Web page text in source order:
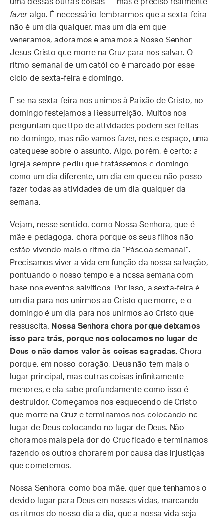
uma dessas outras coisas — mas é preciso realmente
fazeralgo. É necessário lembrarmos que a sexta-feira
não é um dia qualquer, mas um dia em que
veneramos, adoramos e amamos a Nosso Senhor
Jesus Cristo que morre na Cruz para nos salvar. O
ritmo semanal de um católico é marcado por esse
ciclo de sexta-feira e domingo.
E se na sexta-feira nos unimos à Paixão de Cristo, no
domingo festejamos a Ressurreição. Muitos nos
perguntam que tipo de atividades podem ser feitas
no domingo, mas não vamos fazer, neste espaço, uma
catequese sobre o assunto. Algo, porém, é certo: a
Igreja sempre pediu que tratássemos o domingo
como um dia diferente, um dia em que eu não posso
fazer todas as atividades de um dia qualquer da
semana.
Vejam, nesse sentido, como Nossa Senhora, que é
mãe e pedagoga, chora porque os seus filhos não
estão vivendo mais o ritmo da “Páscoa semanal”.
Precisamos viver a vida em função da nossa salvação,
pontuando o nosso tempo e a nossa semana com
base nos eventos salvíficos. Por isso, a sexta-feira é
um dia para nos unirmos ao Cristo que morre, e o
domingo é um dia para nos unirmos ao Cristo que
ressuscita. Nossa Senhora chora porque deixamos
isso para trás, porque nos colocamos no lugar de
Deus e não damos valor às coisas sagradas. Chora
porque, em nosso coração, Deus não tem mais o
lugar principal, mas outras coisas infinitamente
menores, e ela sabe profundamente como isso é
destruidor. Começamos nos esquecendo de Cristo
que morre na Cruz e terminamos nos colocando no
lugar de Deus colocando no lugar de Deus. Não
choramos mais pela dor do Crucificado e terminamos
fazendo os outros chorarem por causa das injustiças
que cometemos.
Nossa Senhora, como boa mãe, quer que tenhamos o
devido lugar para Deus em nossas vidas, marcando
os ritmos do nosso dia a dia, que a nossa vida seja